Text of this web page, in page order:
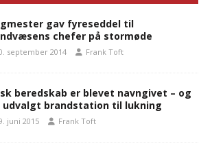
gav fyreseddel til
chefer på stormøde
september 2014 Frank Toft
beredskab er blevet navngivet – og
udvalgt brandstation til lukning
juni 2015 Frank Toft